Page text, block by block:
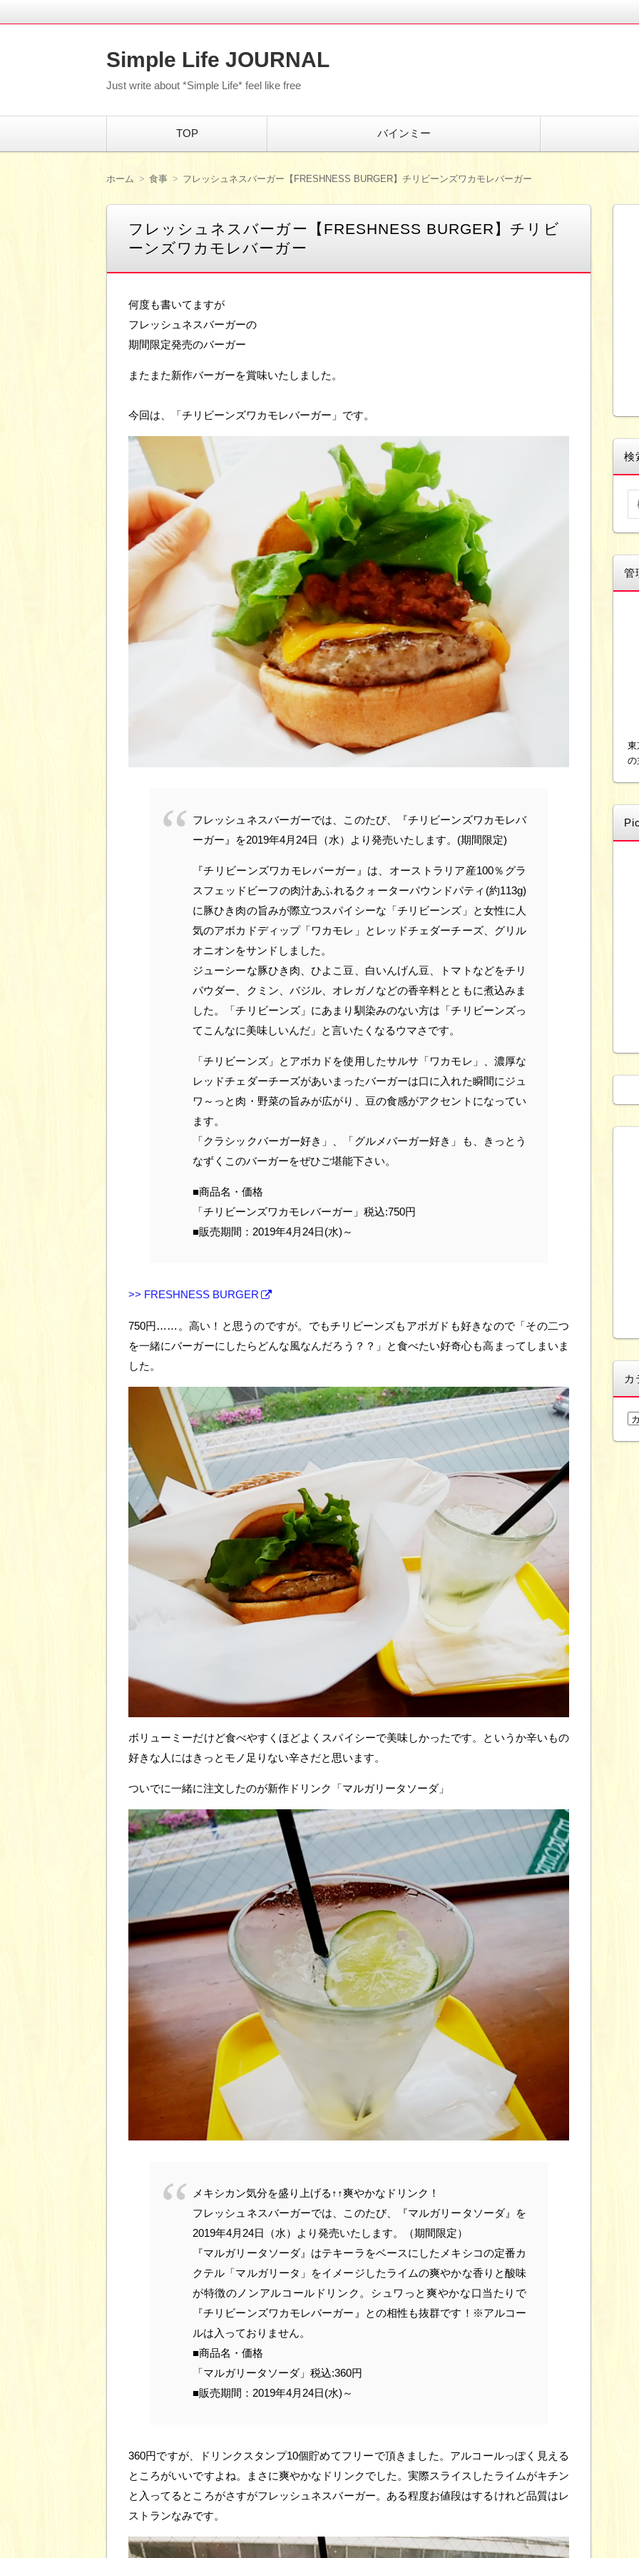
Simple Life JOURNAL
Just write about *Simple Life* feel like free
TOP バインミー
ホーム 食事 フレッシュネスバーガー【FRESHNESS BURGER】チリビーンズワカモレバーガー
フレッシュネスバーガー【FRESHNESS BURGER】チリビ
ーンズワカモレバーガー
何度も書いてますが
フレッシュネスバーガーの
期間限定発売のバーガー
またまた新作バーガーを賞味いたしました。
今回は、「チリビーンズワカモレバーガー」です。
フレッシュネスバーガーでは、このたび、『チリビーンズワカモレバ
ーガー』を2019年4月24日（水）より発売いたします。(期間限定)
『チリビーンズワカモレバーガー』は、オーストラリア産100％グラ
スフェッドビーフの肉汁あふれるクォーターパウンドパティ(約113g)
に豚ひき肉の旨みが際立つスパイシーな「チリビーンズ」と女性に人
気のアボカドディップ「ワカモレ」とレッドチェダーチーズ、グリル
オニオンをサンドしました。
ジューシーな豚ひき肉、ひよこ豆、白いんげん豆、トマトなどをチリ
パウダー、クミン、バジル、オレガノなどの香辛料とともに煮込みま
した。「チリビーンズ」にあまり馴染みのない方は「チリビーンズっ
てこんなに美味しいんだ」と言いたくなるウマさです。
「チリビーンズ」とアボカドを使用したサルサ「ワカモレ」、濃厚な
レッドチェダーチーズがあいまったバーガーは口に入れた瞬間にジュ
ワ～っと肉・野菜の旨みが広がり、豆の食感がアクセントになってい
ます。
「クラシックバーガー好き」、「グルメバーガー好き」も、きっとう
なずくこのバーガーをぜひご堪能下さい。
■商品名・価格
「チリビーンズワカモレバーガー」税込:750円
■販売期間：2019年4月24日(水)～
>> FRESHNESS BURGER
750円……。高い！と思うのですが。でもチリビーンズもアボガドも好きなので「その二つ
を一緒にバーガーにしたらどんな風なんだろう？？」と食べたい好奇心も高まってしまいま
した。
ボリューミーだけど食べやすくほどよくスパイシーで美味しかったです。というか辛いもの
好きな人にはきっとモノ足りない辛さだと思います。
ついでに一緒に注文したのが新作ドリンク「マルガリータソーダ」
メキシカン気分を盛り上げる↑↑爽やかなドリンク！
フレッシュネスバーガーでは、このたび、『マルガリータソーダ』を
2019年4月24日（水）より発売いたします。（期間限定）
『マルガリータソーダ』はテキーラをベースにしたメキシコの定番カ
クテル「マルガリータ」をイメージしたライムの爽やかな香りと酸味
が特徴のノンアルコールドリンク。シュワっと爽やかな口当たりで
『チリビーンズワカモレバーガー』との相性も抜群です！※アルコー
ルは入っておりません。
■商品名・価格
「マルガリータソーダ」税込:360円
■販売期間：2019年4月24日(水)～
360円ですが、ドリンクスタンプ10個貯めてフリーで頂きました。アルコールっぽく見える
ところがいいですよね。まさに爽やかなドリンクでした。実際スライスしたライムがキチン
と入ってるところがさすがフレッシュネスバーガー。ある程度お値段はするけれど品質はレ
ストランなみです。
検
東
の
カ
カ